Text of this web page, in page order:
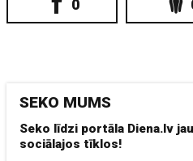
0
SEKO MUMS
Seko līdzi portāla Diena.lv
sociālajos tīklos!